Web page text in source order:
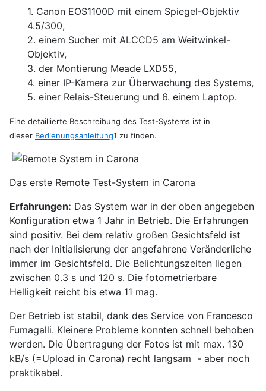
1. Canon EOS1100D mit einem Spiegel-Objektiv
4.5/300,
2. einem Sucher mit ALCCD5 am Weitwinkel-
Objektiv,
3. der Montierung Meade LXD55,
4. einer IP-Kamera zur Überwachung des Systems,
5. einer Relais-Steuerung und 6. einem Laptop.
Eine detaillierte Beschreibung des Test-Systems ist in
dieser Bedienungsanleitung1 zu finden.
Das erste Remote Test-System in Carona
Erfahrungen: Das System war in der oben angegeben
Konfiguration etwa 1 Jahr in Betrieb. Die Erfahrungen
sind positiv. Bei dem relativ großen Gesichtsfeld ist
nach der Initialisierung der angefahrene Veränderliche
immer im Gesichtsfeld. Die Belichtungszeiten liegen
zwischen 0.3 s und 120 s. Die fotometrierbare
Helligkeit reicht bis etwa 11 mag.
Der Betrieb ist stabil, dank des Service von Francesco
Fumagalli. Kleinere Probleme konnten schnell behoben
werden. Die Übertragung der Fotos ist mit max. 130
kB/s (=Upload in Carona) recht langsam - aber noch
praktikabel.